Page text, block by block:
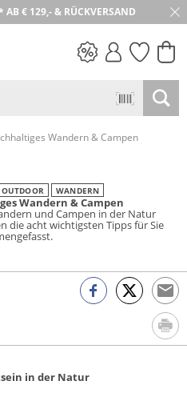
AB € 129,- & RÜCKVERSAND
Wandern & Campen
OUTDOOR WANDERN
Wandern & Campen
und Campen in der Natur
die acht wichtigsten Tipps für Sie
in der Natur